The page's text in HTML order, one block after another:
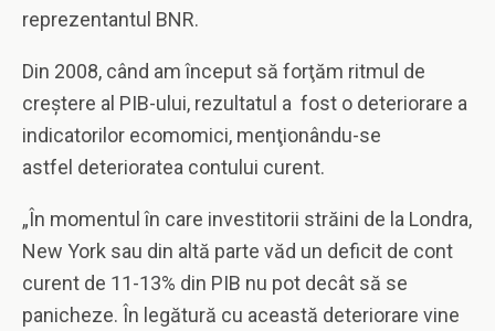
reprezentantul BNR.
Din 2008, când am început să forţăm ritmul de
creştere al PIB-ului, rezultatul a fost o deteriorare a
indicatorilor ecomomici, menţionându-se
astfel deterioratea contului curent.
„În momentul în care investitorii străini de la Londra,
New York sau din altă parte văd un deficit de cont
curent de 11-13% din PIB nu pot decât să se
panicheze. În legătură cu această deteriorare vine